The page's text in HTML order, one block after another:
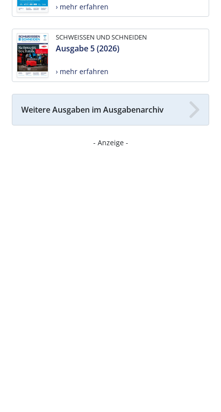
› mehr erfahren
SCHWEISSEN UND SCHNEIDEN
Ausgabe 5 (2026)
› mehr erfahren
Weitere Ausgaben im Ausgabenarchiv
- Anzeige -